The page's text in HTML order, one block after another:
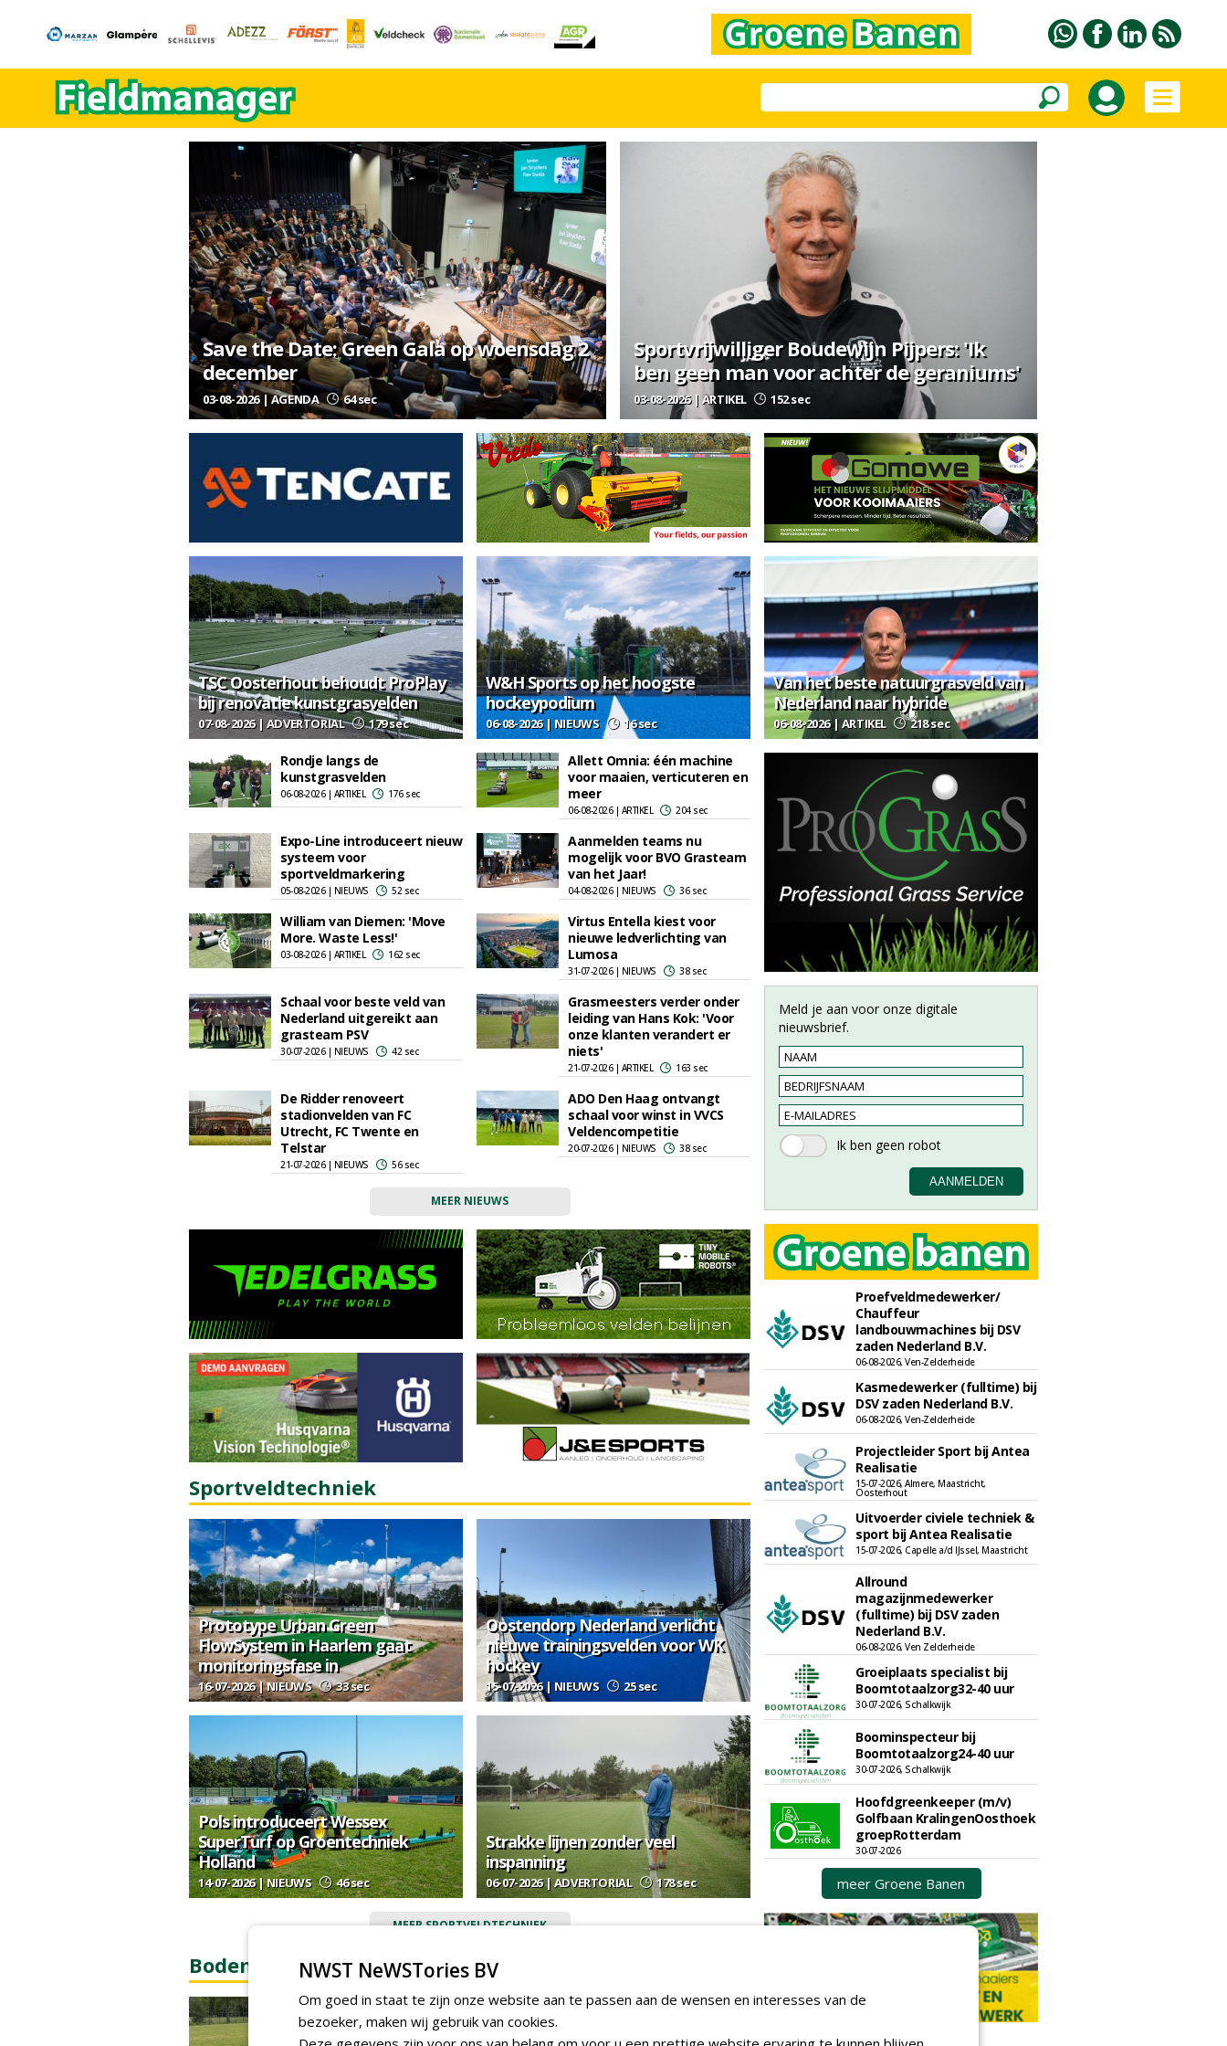
Save the Date: Green Gala op woensdag 2
december
03-08-2026 | AGENDA 64 sec
Sportvrijwilliger Boudewijn Pijpers: 'Ik
ben geen man voor achter de geraniums'
03-08-2026 | ARTIKEL 152 sec
TSC Oosterhout behoudt ProPlay
bij renovatie kunstgrasvelden
07-08-2026 | ADVERTORIAL 179 sec
W&H Sports op het hoogste
hockeypodium
06-08-2026 | NIEUWS 16 sec
Van het beste natuurgrasveld van
Nederland naar hybride
06-08-2026 | ARTIKEL 218 sec
Rondje langs de
kunstgrasvelden
06-08-2026 | ARTIKEL 176 sec
Allett Omnia: één machine
voor maaien, verticuteren en
meer
06-08-2026 | ARTIKEL 204 sec
Expo-Line introduceert nieuw
systeem voor
sportveldmarkering
05-08-2026 | NIEUWS 52 sec
Aanmelden teams nu
mogelijk voor BVO Grasteam
van het Jaar!
04-08-2026 | NIEUWS 36 sec
William van Diemen: 'Move
More. Waste Less!'
03-08-2026 | ARTIKEL 162 sec
Virtus Entella kiest voor
nieuwe ledverlichting van
Lumosa
31-07-2026 | NIEUWS 38 sec
Schaal voor beste veld van
Nederland uitgereikt aan
grasteam PSV
30-07-2026 | NIEUWS 42 sec
Grasmeesters verder onder
leiding van Hans Kok: 'Voor
onze klanten verandert er
niets'
21-07-2026 | ARTIKEL 163 sec
De Ridder renoveert
stadionvelden van FC
Utrecht, FC Twente en
Telstar
21-07-2026 | NIEUWS 56 sec
ADO Den Haag ontvangt
schaal voor winst in VVCS
Veldencompetitie
20-07-2026 | NIEUWS 38 sec
MEER NIEUWS
Sportveldtechniek
Prototype Urban Green
FlowSystem in Haarlem gaat
monitoringsfase in
16-07-2026 | NIEUWS 33 sec
Oostendorp Nederland verlicht
nieuwe trainingsvelden voor WK
hockey
15-07-2026 | NIEUWS 25 sec
Pols introduceert Wessex
SuperTurf op Groentechniek
Holland
14-07-2026 | NIEUWS 46 sec
Strakke lijnen zonder veel
inspanning
06-07-2026 | ADVERTORIAL 178 sec
MEER SPORTVELDTECHNIEK
Bodem & bodembiologie
Meld je aan voor onze digitale
nieuwsbrief.
Proefveldmedewerker/
Chauffeur
landbouwmachines bij DSV
zaden Nederland B.V.
06-08-2026, Ven-Zelderheide
Kasmedewerker (fulltime) bij
DSV zaden Nederland B.V.
06-08-2026, Ven-Zelderheide
Projectleider Sport bij Antea
Realisatie
15-07-2026, Almere, Maastricht,
Oosterhout
Uitvoerder civiele techniek &
sport bij Antea Realisatie
15-07-2026, Capelle a/d IJssel, Maastricht
Allround
magazijnmedewerker
(fulltime) bij DSV zaden
Nederland B.V.
06-08-2026, Ven Zelderheide
Groeiplaats specialist bij
Boomtotaalzorg32-40 uur
30-07-2026, Schalkwijk
Boominspecteur bij
Boomtotaalzorg24-40 uur
30-07-2026, Schalkwijk
Hoofdgreenkeeper (m/v)
Golfbaan KralingenOosthoek
groepRotterdam
30-07-2026
meer Groene Banen
NWST NeWSTories BV
Om goed in staat te zijn onze website aan te passen aan de wensen en interesses van de
bezoeker, maken wij gebruik van cookies.